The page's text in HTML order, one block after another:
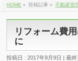
HOME » 投稿記事 » 不動産管
リフォーム費
に
投稿日 : 2017年9月9日 最終